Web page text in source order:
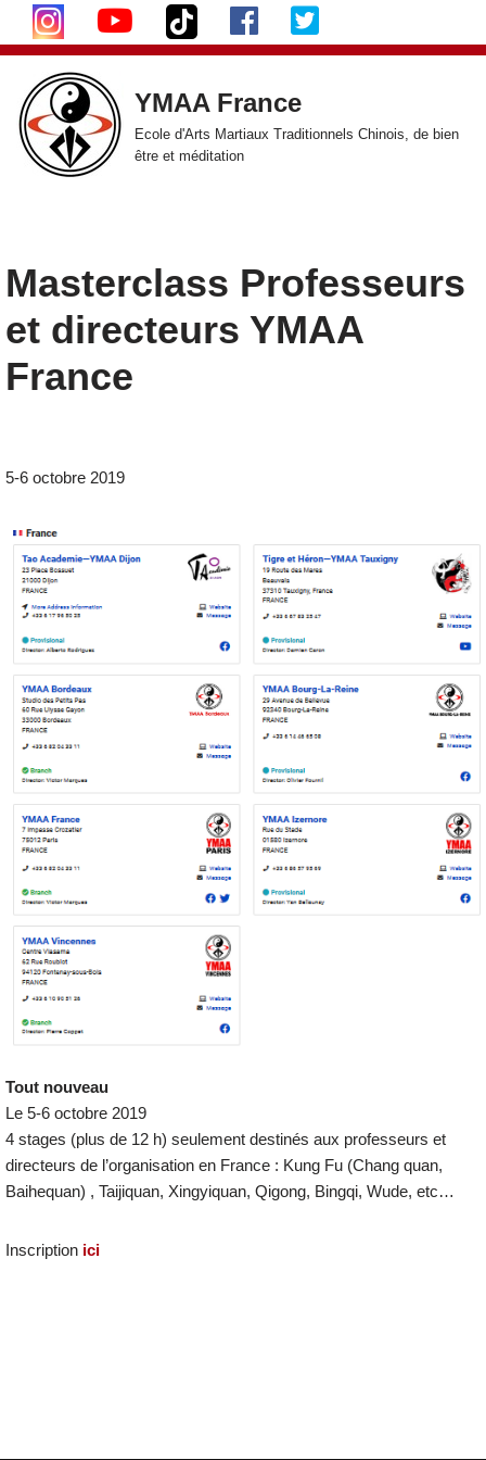
Aller
au
contenu
YMAA France
Ecole d'Arts Martiaux Traditionnels Chinois, de bien
être et méditation
Masterclass Professeurs
et directeurs YMAA
France
5-6 octobre 2019
Tout nouveau
Le 5-6 octobre 2019
4 stages (plus de 12 h) seulement destinés aux professeurs et
directeurs de l’organisation en France : Kung Fu (Chang quan,
Baihequan) , Taijiquan, Xingyiquan, Qigong, Bingqi, Wude, etc…
Inscription ici